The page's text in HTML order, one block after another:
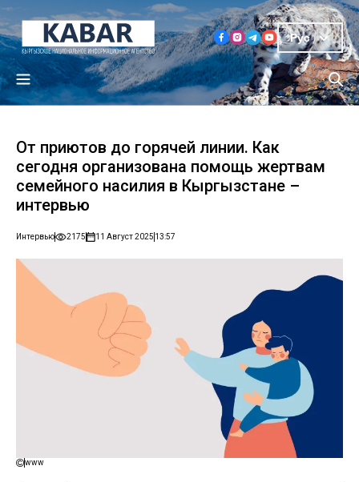
Рус
От приютов до горячей линии. Как
сегодня организована помощь жертвам
семейного насилия в Кыргызстане –
интервью
Интервью 2175 11 Август 2025 13:57
www